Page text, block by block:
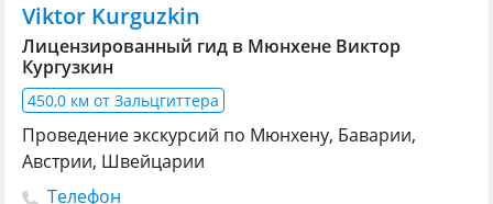
Viktor Kurguzkin
Лицензированный гид в Мюнхене Виктор
Кургузкин
450,0 км от Зальцгиттера
Проведение экскурсий по Мюнхену, Баварии,
Австрии, Швейцарии
Телефон